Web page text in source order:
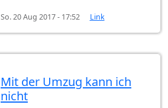
So. 20 Aug 2017 - 17:52 Link
Mit der Umzug kann ich
nicht